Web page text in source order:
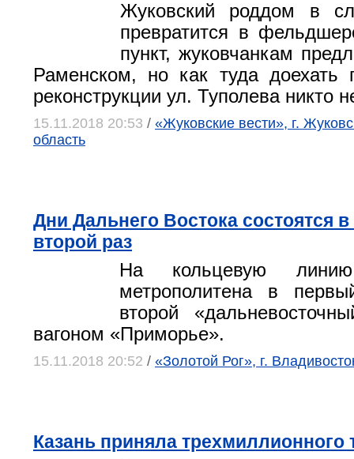
Жуковский роддом в
превратится в
пункт, жуковчанкам
Раменском, но как туда доехать
реконструкции ул. Туполева никто
15.11.2018 20:53 / «Жуковские вести», г.
область
Дни Дальнего Востока состоятся
второй раз
На кольцевую линию
метрополитена в
второй
вагоном «Приморье».
15.11.2018 20:52 / «Золотой Рог», г.
Казань приняла трехмиллионного